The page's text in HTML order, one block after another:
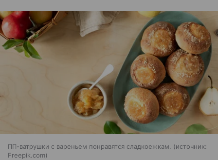
ПП-ватрушки с вареньем понравятся сладкоежкам.
источник:
Freepik.com